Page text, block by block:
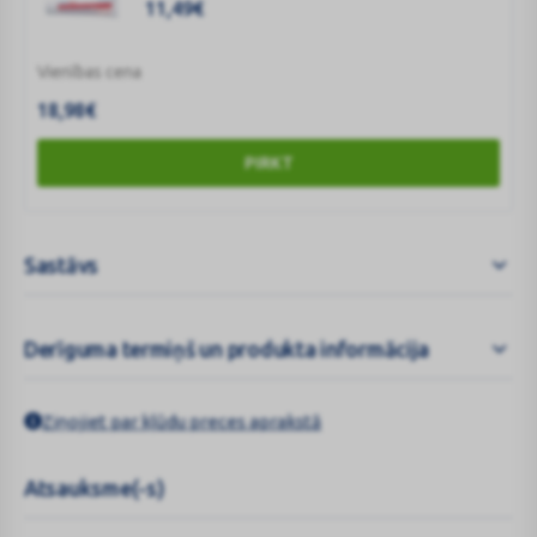
11,49€
Vienības cena
18,98€
PIRKT
Sastāvs
Derīguma termiņš un produkta informācija
Ziņojiet par kļūdu preces aprakstā
Atsauksme(-s)